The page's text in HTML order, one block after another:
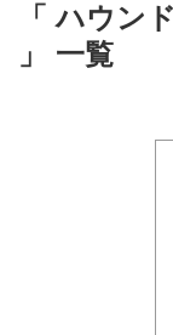
「 ハウン
」 一覧